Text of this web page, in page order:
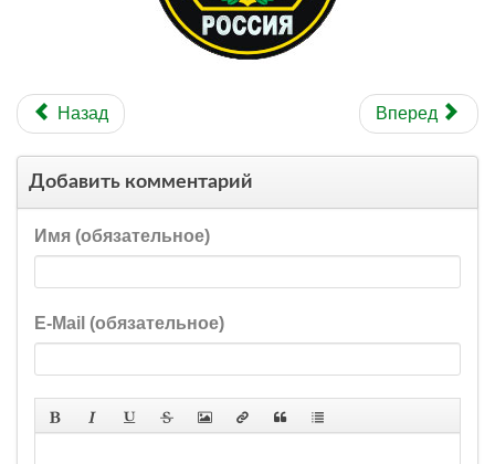
Назад Вперед
Добавить комментарий
Имя (обязательное)
E-Mail (обязательное)